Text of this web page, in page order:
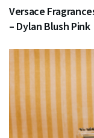
Versace
– Dylan Blush Pink